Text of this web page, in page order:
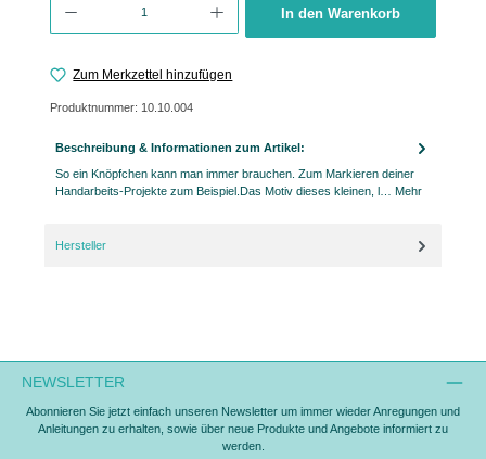
In den Warenkorb
Zum Merkzettel hinzufügen
Produktnummer: 10.10.004
Beschreibung & Informationen zum Artikel:
So ein Knöpfchen kann man immer brauchen. Zum Markieren deiner
Handarbeits-Projekte zum Beispiel.Das Motiv dieses kleinen, l… Mehr
Hersteller
NEWSLETTER
Abonnieren Sie jetzt einfach unseren Newsletter um immer wieder Anregungen und
Anleitungen zu erhalten, sowie über neue Produkte und Angebote informiert zu
werden.